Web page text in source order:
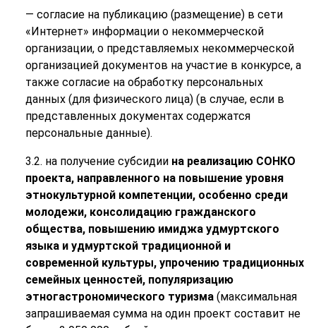
— согласие на публикацию (размещение) в сети
«Интернет» информации о некоммерческой
организации, о представляемых некоммерческой
организацией документов на участие в конкурсе, а
также согласие на обработку персональных
данных (для физического лица) (в случае, если в
представленных документах содержатся
персональные данные).
3.2. на получение субсидии на реализацию СОНКО
проекта, направленного на повышение уровня
этнокультурной компетенции, особенно среди
молодежи, консолидацию гражданского
общества, повышению имиджа удмуртского
языка и удмуртской традиционной и
современной культуры, упрочению традиционных
семейных ценностей, популяризацию
этногастрономического туризма (максимальная
запрашиваемая сумма на один проект составит не